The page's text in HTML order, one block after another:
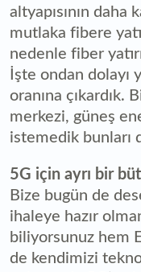
altyapısının
mutlaka fibere
nedenle fiber
İşte ondan dolayı
oranına çıkardık.
merkezi, güneş
istemedik bunları
5G için ayrı bir
Bize bugün de
ihaleye hazır
biliyorsunuz hem
de kendimizi